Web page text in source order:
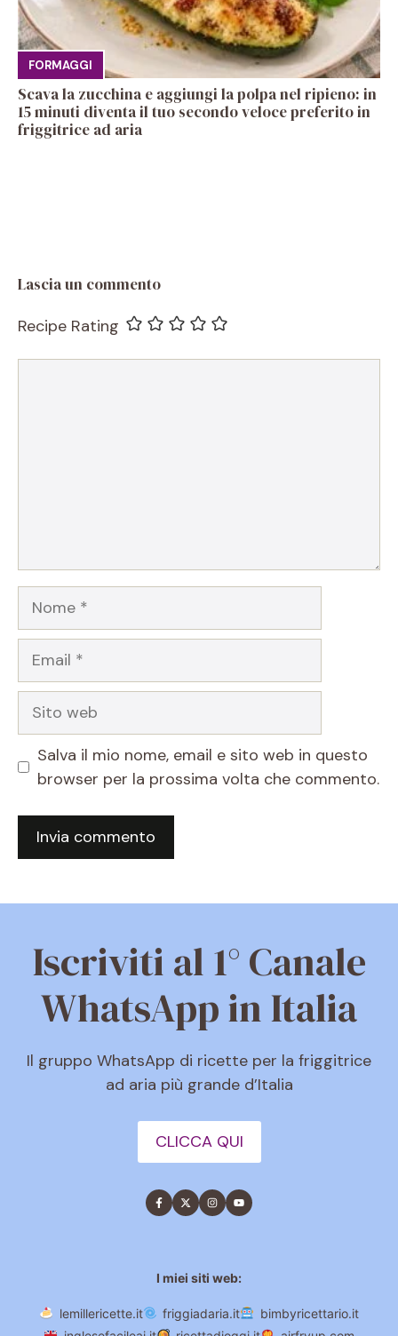
FORMAGGI
Scava la zucchina e aggiungi la polpa nel ripieno: in
15 minuti diventa il tuo secondo veloce preferito in
friggitrice ad aria
Lascia un commento
Recipe Rating
Nome
Email
Sito
Salva il mio nome, email e sito web in questo
browser per la prossima volta che commento.
Iscriviti al 1° Canale
WhatsApp in Italia
Il gruppo WhatsApp di ricette per la friggitrice
ad aria più grande d’Italia
CLICCA QUI
I miei siti web:
lemillericette.it friggiadaria.it
bimbyricettario.it